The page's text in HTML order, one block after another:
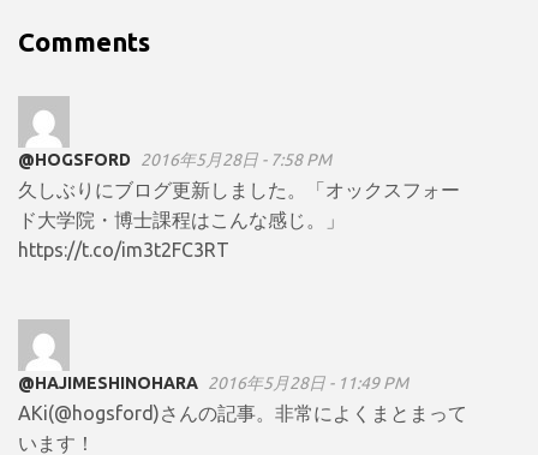
Comments
@HOGSFORD 2016年5月28日 - 7:58 PM
久しぶりにブログ更新しました。「オックスフォー
ド大学院・博士課程はこんな感じ。」
https://t.co/im3t2FC3RT
@HAJIMESHINOHARA 2016年5月28日 - 11:49 PM
AKi(@hogsford)さんの記事。非常によくまとまって
います！